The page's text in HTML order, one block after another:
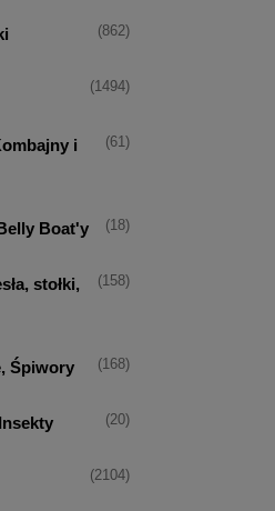
(862)
(1494)
i
(61)
Boat'y (18)
stołki,
(158)
Śpiwory (168)
(20)
(2104)